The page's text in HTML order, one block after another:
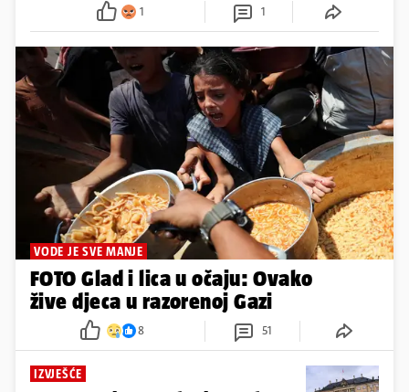
1 1
VODE JE SVE MANJE
FOTO Glad i lica u očaju: Ovako
žive djeca u razorenoj Gazi
8 51
IZVJEŠĆE